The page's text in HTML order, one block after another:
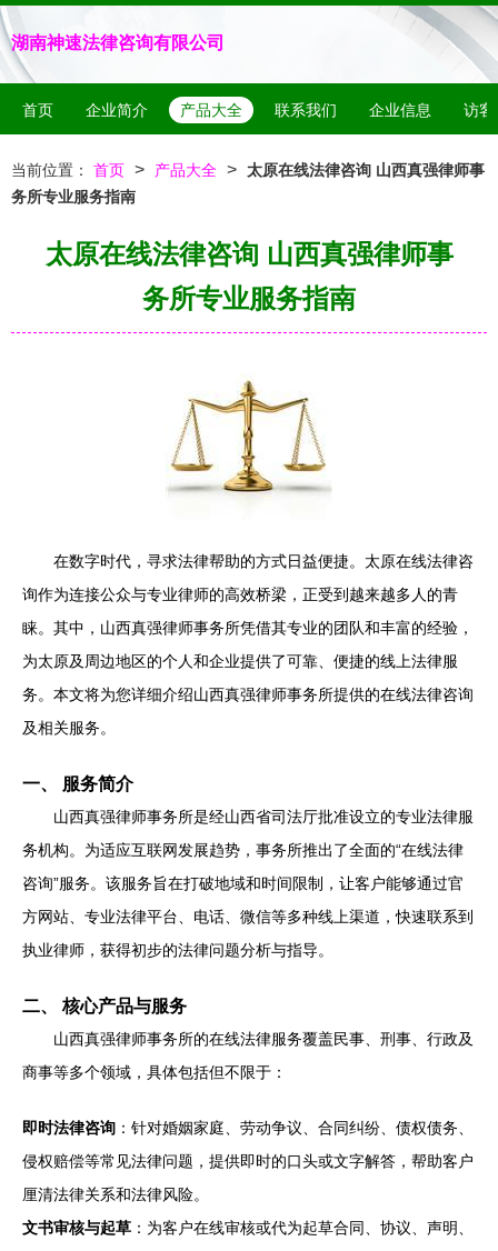
湖南神速法律咨询有限公司
首页 企业简介 产品大全 联系我们 企业信息 访客
当前位置： 首页 > 产品大全 > 太原在线法律咨询 山西真强律师事
务所专业服务指南
太原在线法律咨询 山西真强律师事
务所专业服务指南
在数字时代，寻求法律帮助的方式日益便捷。太原在线法律咨
询作为连接公众与专业律师的高效桥梁，正受到越来越多人的青
睐。其中，山西真强律师事务所凭借其专业的团队和丰富的经验，
为太原及周边地区的个人和企业提供了可靠、便捷的线上法律服
务。本文将为您详细介绍山西真强律师事务所提供的在线法律咨询
及相关服务。
一、 服务简介
山西真强律师事务所是经山西省司法厅批准设立的专业法律服
务机构。为适应互联网发展趋势，事务所推出了全面的“在线法律
咨询”服务。该服务旨在打破地域和时间限制，让客户能够通过官
方网站、专业法律平台、电话、微信等多种线上渠道，快速联系到
执业律师，获得初步的法律问题分析与指导。
二、 核心产品与服务
山西真强律师事务所的在线法律服务覆盖民事、刑事、行政及
商事等多个领域，具体包括但不限于：
即时法律咨询 ：针对婚姻家庭、劳动争议、合同纠纷、债权债务、
侵权赔偿等常见法律问题，提供即时的口头或文字解答，帮助客户
厘清法律关系和法律风险。
文书审核与起草 ：为客户在线审核或代为起草合同、协议、声明、